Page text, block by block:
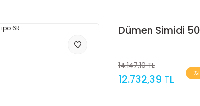
Dümen Simidi
14.147,10 TL
12.732,39 TL